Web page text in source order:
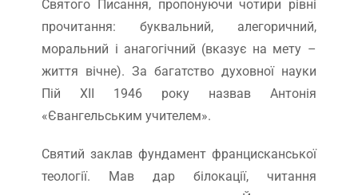
Святого Писання, пропонуючи чотири рівні
прочитання: буквальний, алегоричний,
моральний і анагогічний (вказує на мету –
життя вічне). За багатство духовної науки
Пій ХІІ 1946 року назвав Антонія
«Євангельським учителем».
Святий заклав фундамент францисканської
теології. Мав дар білокації, читання